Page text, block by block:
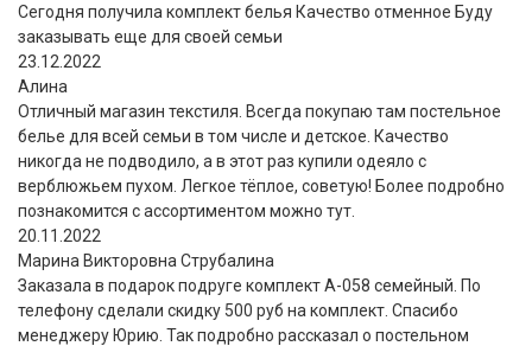
Сегодня получила комплект белья Качество отменное Буду
заказывать еще для своей семьи
23.12.2022
Алина
Отличный магазин текстиля. Всегда покупаю там постельное
белье для всей семьи в том числе и детское. Качество
никогда не подводило, а в этот раз купили одеяло с
верблюжьем пухом. Легкое тёплое, советую! Более подробно
познакомится с ассортиментом можно тут.
20.11.2022
Марина Викторовна Струбалина
Заказала в подарок подруге комплект А-058 семейный. По
телефону сделали скидку 500 руб на комплект. Спасибо
менеджеру Юрию. Так подробно рассказал о постельном